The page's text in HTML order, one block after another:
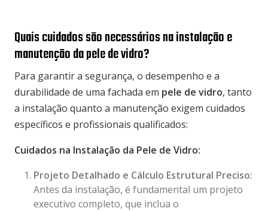
Quais cuidados são necessários na instalação e
manutenção da pele de vidro?
Para garantir a segurança, o desempenho e a
durabilidade de uma fachada em pele de vidro, tanto
a instalação quanto a manutenção exigem cuidados
específicos e profissionais qualificados:
Cuidados na Instalação da Pele de Vidro:
Projeto Detalhado e Cálculo Estrutural Preciso:
Antes da instalação, é fundamental um projeto
executivo completo, que inclua o